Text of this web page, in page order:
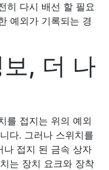
히 다시 배선 할 필요
예외가 기록되는 경
, 더 나
를 접지는 위의 예외
다. 그러나 스위치를
나 접지 된 금속 상자
는 장치 요크와 장착